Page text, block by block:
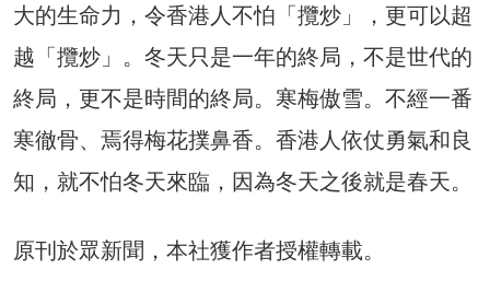
大的生命力，令香港人不怕「攬炒」，更可以超
越「攬炒」。冬天只是一年的終局，不是世代的
終局，更不是時間的終局。寒梅傲雪。不經一番
寒徹骨、焉得梅花撲鼻香。香港人依仗勇氣和良
知，就不怕冬天來臨，因為冬天之後就是春天。
原刊於眾新聞，本社獲作者授權轉載。